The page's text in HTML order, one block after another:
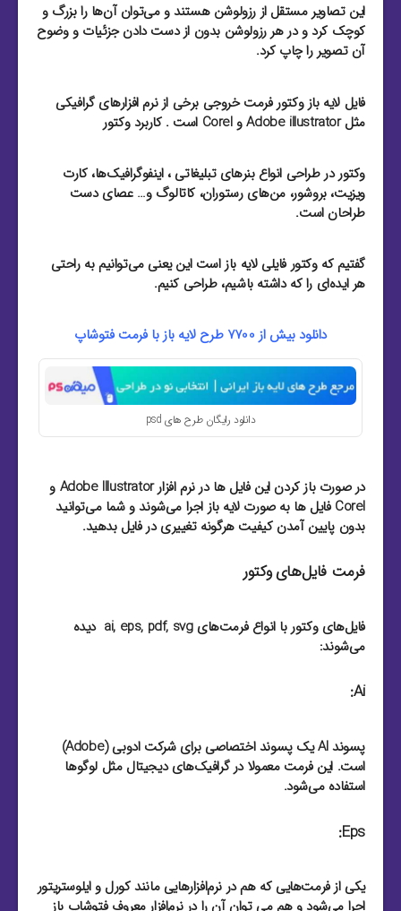
این تصاویر مستقل از رزولوشن هستند و می‌توان آن‌ها را بزرگ و
کوچک کرد و در هر رزولوشن بدون از دست دادن جزئیات و وضوح
آن تصویر را چاپ کرد.
فایل لایه باز وکتور فرمت خروجی برخی از نرم افزار‌های گرافیکی
مثل Adobe illustrator و Corel است . کاربرد وکتور
وکتور در طراحی انواع بنرهای تبلیغاتی ، اینفوگرافیک‌ها، کارت
ویزیت‌، بروشور‌، من‌های رستوران‌، کاتالوگ و… عصای دست
طراحان است.
گفتیم که وکتور فایلی لایه باز است این یعنی می‌توانیم به راحتی
هر ایده‌ای را که داشته باشیم، طراحی کنیم.
دانلود بیش از 7700 طرح لایه باز با فرمت فتوشاپ
دانلود رایگان طرح های psd
در صورت باز کردن این فایل ها در نرم افزار Adobe Illustrator و
Corel فایل ها به صورت لایه باز اجرا می‌شوند و شما می‌توانید
بدون پایین آمدن کیفیت هرگونه تغییری در فایل بدهید.
فرمت فایل‌های وکتور
فایل‌های وکتور با انواع فرمت‌های ai, eps, pdf, svg دیده
می‌شوند:
Ai:
پسوند AI یک پسوند اختصاصی برای شرکت ادوبی (Adobe)
است. این فرمت معمولا در گرافیک‌های دیجیتال مثل لوگو‌ها
استفاده می‌شود.
Eps:
یکی از فرمت‌هایی که هم در نرم‌افزار‌هایی مانند کورل و ایلوستریتور
اجرا می‌شود و هم می توان آن را در نرم‌افزار معروف فتوشاپ باز